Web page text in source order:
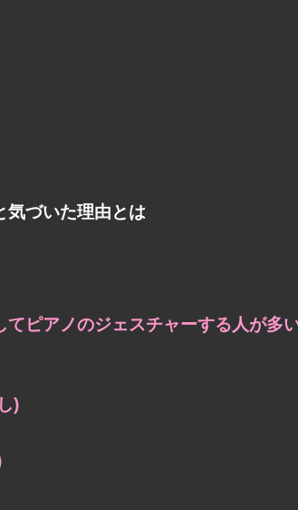
気づいた理由とは
てピアノのジェスチャーする人が多
)